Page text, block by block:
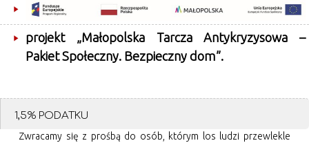
projekt „Małopolska Tarcza Antykryzysowa –
Pakiet Społeczny. Bezpieczny dom”.
1,5% PODATKU
Zwracamy się z prośbą do osób, którym los ludzi przewlekle